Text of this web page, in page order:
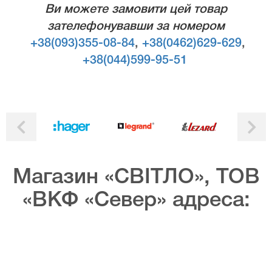
Ви можете замовити цей товар
зателефонувавши за номером
+38(093)355-08-84, +38(0462)629-629,
+38(044)599-95-51
Магазин «СВІТЛО», ТОВ
«ВКФ «Север» адреса: